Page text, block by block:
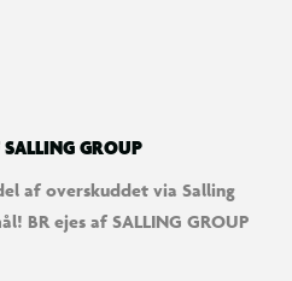
SALLING GROUP
af overskuddet via Salling
BR ejes af SALLING GROUP